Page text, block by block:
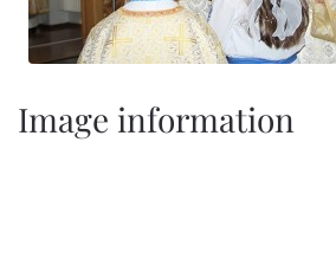
Image information